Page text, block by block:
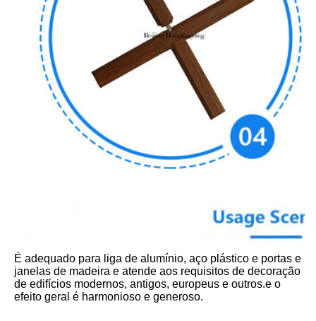
É adequado para liga de alumínio, aço plástico e portas e
janelas de madeira e atende aos requisitos de decoração
de edifícios modernos, antigos, europeus e outros.e o
efeito geral é harmonioso e generoso.